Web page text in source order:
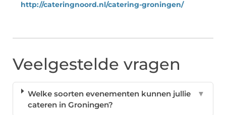
http://cateringnoord.nl/catering-groningen/
Veelgestelde vragen
Welke soorten evenementen kunnen jullie
cateren in Groningen?
▼